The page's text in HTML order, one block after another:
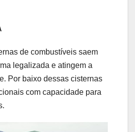
de combustíveis saem
legalizada e atingem a
Por baixo dessas cisternas
com capacidade para